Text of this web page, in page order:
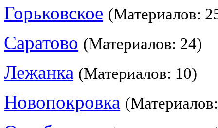
Горьковское (Материалов:
Саратово (Материалов: 24)
Лежанка (Материалов: 10)
Новопокровка